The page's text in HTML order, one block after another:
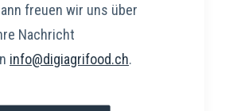
freuen wir uns über
Nachricht
info@digiagrifood.ch.